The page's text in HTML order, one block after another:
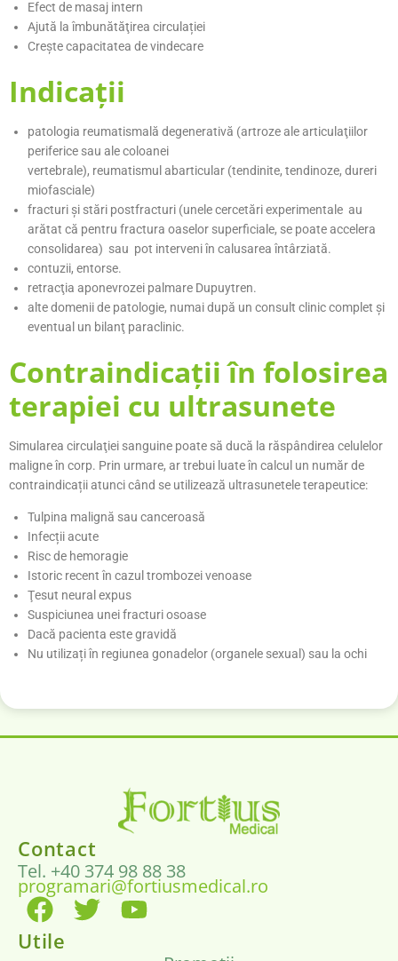
Efect de masaj intern
Ajută la îmbunătăţirea circulației
Creşte capacitatea de vindecare
Indicaţii
patologia reumatismală degenerativă (artroze ale articulaţiilor
periferice sau ale coloanei
vertebrale), reumatismul abarticular (tendinite, tendinoze, dureri
miofasciale)
fracturi şi stări postfracturi (unele cercetări experimentale au
arătat că pentru fractura oaselor superficiale, se poate accelera
consolidarea) sau pot interveni în calusarea întârziată.
contuzii, entorse.
retracţia aponevrozei palmare Dupuytren.
alte domenii de patologie, numai după un consult clinic complet şi
eventual un bilanţ paraclinic.
Contraindicații în folosirea
terapiei cu ultrasunete
Simularea circulaţiei sanguine poate să ducă la răspândirea celulelor
maligne în corp. Prin urmare, ar trebui luate în calcul un număr de
contraindicații atunci când se utilizează ultrasunetele terapeutice:
Tulpina malignă sau canceroasă
Infecții acute
Risc de hemoragie
Istoric recent în cazul trombozei venoase
Ţesut neural expus
Suspiciunea unei fracturi osoase
Dacă pacienta este gravidă
Nu utilizați în regiunea gonadelor (organele sexual) sau la ochi
Contact
Tel. +40 374 98 88 38
programari@fortiusmedical.ro
Utile